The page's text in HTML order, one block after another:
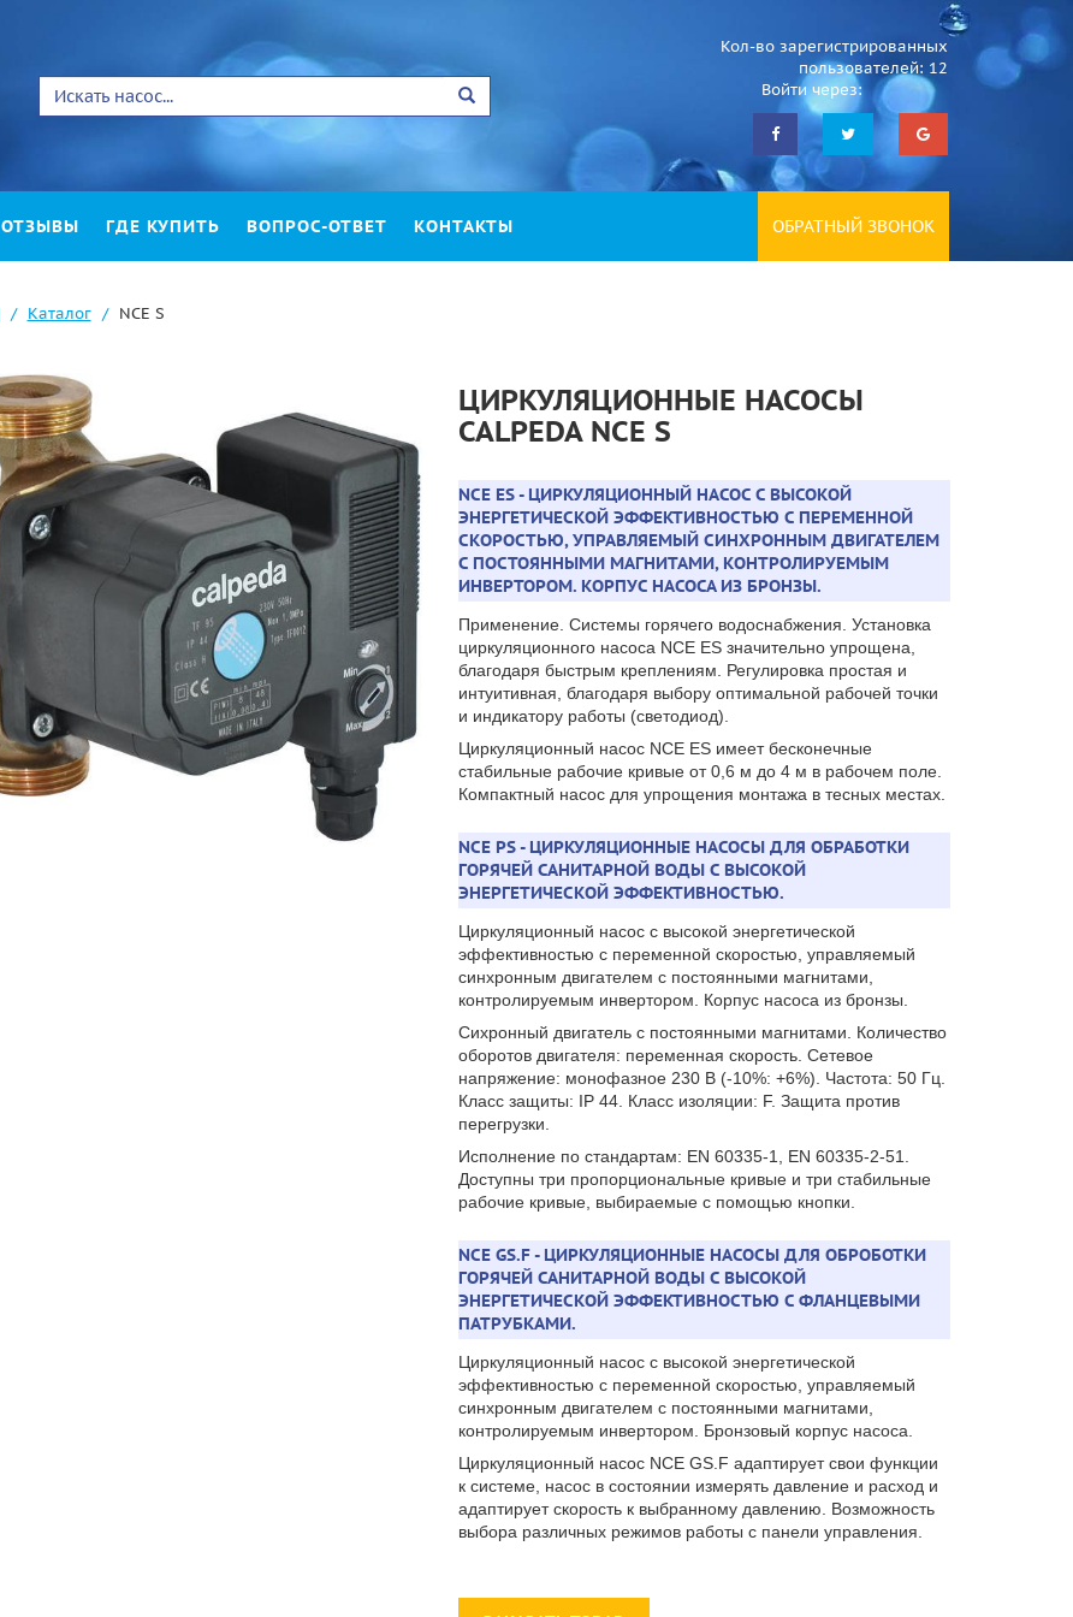
Кол-во зарегистрированных
пользователей: 12
Войти через:
ОТЗЫВЫ ГДЕ КУПИТЬ ВОПРОС-ОТВЕТ КОНТАКТЫ ОБРАТНЫЙ ЗВОНОК
Каталог NCE S
ЦИРКУЛЯЦИОННЫЕ НАСОСЫ
CALPEDA NCE S
NCE ES - ЦИРКУЛЯЦИОННЫЙ НАСОС С ВЫСОКОЙ
ЭНЕРГЕТИЧЕСКОЙ ЭФФЕКТИВНОСТЬЮ С ПЕРЕМЕННОЙ
СКОРОСТЬЮ, УПРАВЛЯЕМЫЙ СИНХРОННЫМ ДВИГАТЕЛЕМ
С ПОСТОЯННЫМИ МАГНИТАМИ, КОНТРОЛИРУЕМЫМ
ИНВЕРТОРОМ. КОРПУС НАСОСА ИЗ БРОНЗЫ.
Применение. Системы горячего водоснабжения. Установка
циркуляционного насоса NCE ES значительно упрощена,
благодаря быстрым креплениям. Регулировка простая и
интуитивная, благодаря выбору оптимальной рабочей точки
и индикатору работы (светодиод).
Циркуляционный насос NCE ES имеет бесконечные
стабильные рабочие кривые от 0,6 м до 4 м в рабочем поле.
Компактный насос для упрощения монтажа в тесных местах.
NCE PS - ЦИРКУЛЯЦИОННЫЕ НАСОСЫ ДЛЯ ОБРАБОТКИ
ГОРЯЧЕЙ САНИТАРНОЙ ВОДЫ С ВЫСОКОЙ
ЭНЕРГЕТИЧЕСКОЙ ЭФФЕКТИВНОСТЬЮ.
Циркуляционный насос с высокой энергетической
эффективностью с переменной скоростью, управляемый
синхронным двигателем с постоянными магнитами,
контролируемым инвертором. Корпус насоса из бронзы.
Сихронный двигатель с постоянными магнитами. Количество
оборотов двигателя: переменная скорость. Сетевое
напряжение: монофазное 230 В (-10%: +6%). Частота: 50 Гц.
Класс защиты: IP 44. Класс изоляции: F. Защита против
перегрузки.
Исполнение по стандартам: EN 60335-1, EN 60335-2-51.
Доступны три пропорциональные кривые и три стабильные
рабочие кривые, выбираемые с помощью кнопки.
NCE GS.F - ЦИРКУЛЯЦИОННЫЕ НАСОСЫ ДЛЯ ОБРОБОТКИ
ГОРЯЧЕЙ САНИТАРНОЙ ВОДЫ С ВЫСОКОЙ
ЭНЕРГЕТИЧЕСКОЙ ЭФФЕКТИВНОСТЬЮ С ФЛАНЦЕВЫМИ
ПАТРУБКАМИ.
Циркуляционный насос с высокой энергетической
эффективностью с переменной скоростью, управляемый
синхронным двигателем с постоянными магнитами,
контролируемым инвертором. Бронзовый корпус насоса.
Циркуляционный насос NCE GS.F адаптирует свои функции
к системе, насос в состоянии измерять давление и расход и
адаптирует скорость к выбранному давлению. Возможность
выбора различных режимов работы с панели управления.